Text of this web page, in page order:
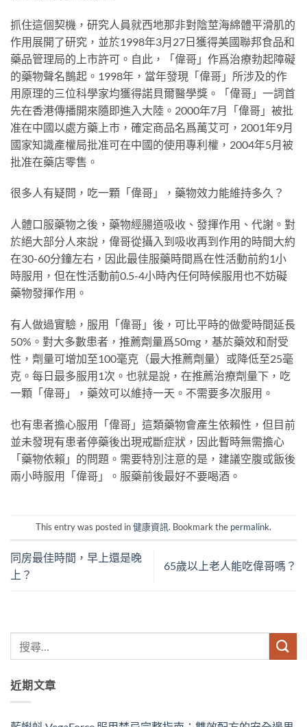
抓住這個契機，研究人員就西地那非對陰莖海綿體平滑肌的
作用展開了研究，並於1998年3月27日獲得美國聯邦食品和
藥品管理局的上市許可。自此，「偉哥」作爲治療勃起障礙
的藥物聲名鵲起。1998年，當年發現「偉哥」所涉及的作
用原理的三位科學家均獲得諾貝爾醫學獎。「偉哥」一詞首
先在香港傳播開來隨即進入大陸。2000年7月「偉哥」被批
准在中國以處方藥上市，確定商品名爲萬艾可，2001年9月
國家知識產權局批准可在中國的使用專利權，2004年5月被
批准在藥店零售。
很多人有疑問，吃一顆「偉哥」，藥物效力能維持多久？
人體口服藥物之後，藥物經腸道吸收、發揮作用、代謝。對
於絕大部分人來說，偉哥從攝入到吸收再到作用的時間大約
在30-60分鐘左右，因此最佳服藥時間爲在性活動前約1小
時服用，但在性活動前0.5-4小時內任何時候服用也不妨礙
藥物發揮作用。
有人做過實驗，服用「偉哥」後，可比平時的做愛時間延長
50%。對大多數患者，推薦劑量爲50mg，基於藥效和耐受
性，劑量可增加至100毫克（最大推薦劑量）或降低至25毫
克。每日最多服用1次。也就是說，在推薦治療劑量下，吃
一顆「偉哥」，藥效可以維持一天。不需要多次服用。
也有患者擔心服用「偉哥」這類藥物會產生依賴性，但目前
並未發現有患者停藥後出現戒斷症狀，因此暫時無需擔心
「藥物依賴」的問題。需要特別注意的是，建議空腹或飯後
兩小時服用「偉哥」。服藥前後最好不要喝酒。
This entry was posted in健康資訊. Bookmark the permalink.
同房最佳時間，早上還是晚
上？
65歲以上老人能吃偉哥嗎？
近期文章